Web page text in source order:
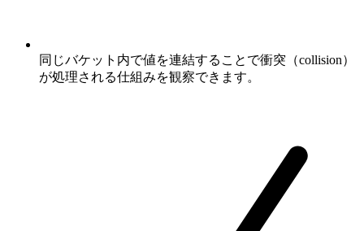
同じバケット内で値を連結することで衝突（collision）
が処理される仕組みを観察できます。